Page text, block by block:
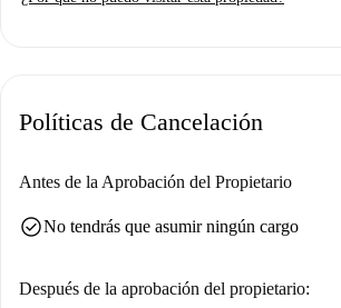
Políticas de Cancelación
Antes de la Aprobación del Propietario
check_circleNo tendrás que asumir ningún cargo
Después de la aprobación del propietario: